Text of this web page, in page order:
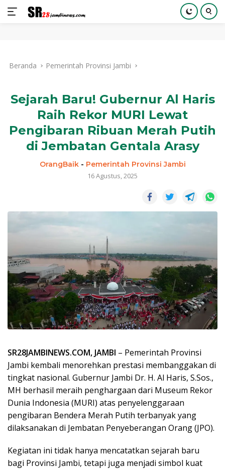
kontenBeranda Pemerintah Provinsi Jambi
Sejarah Baru! Gubernur Al Haris
Raih Rekor MURI Lewat
Pengibaran Ribuan Merah Putih
di Jembatan Gentala Arasy
OrangBaik- Pemerintah Provinsi Jambi
16 Agustus, 2025
SR28JAMBINEWS.COM, JAMBI – Pemerintah Provinsi
Jambi kembali menorehkan prestasi membanggakan di
tingkat nasional. Gubernur Jambi Dr. H. Al Haris, S.Sos.,
MH berhasil meraih penghargaan dari Museum Rekor
Dunia Indonesia (MURI) atas penyelenggaraan
pengibaran Bendera Merah Putih terbanyak yang
dilaksanakan di Jembatan Penyeberangan Orang (JPO).
Kegiatan ini tidak hanya mencatatkan sejarah baru
bagi Provinsi Jambi, tetapi juga menjadi simbol kuat